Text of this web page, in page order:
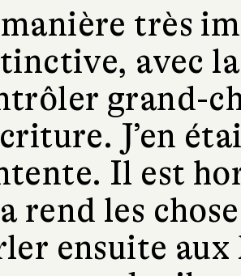
très
avec
grand-
J’en
Il est
rend les
ensuite